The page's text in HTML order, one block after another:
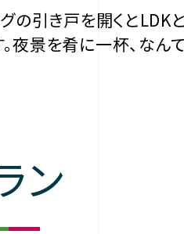
引き戸を開くとLDK
景を肴に一杯、なん
ン